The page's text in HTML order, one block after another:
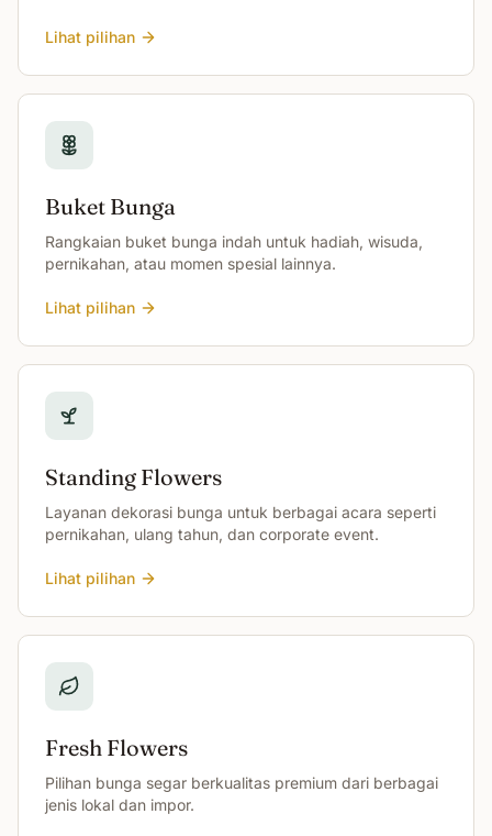
Lihat pilihan
Buket Bunga
Rangkaian buket bunga indah untuk hadiah, wisuda,
pernikahan, atau momen spesial lainnya.
Lihat pilihan
Standing Flowers
Layanan dekorasi bunga untuk berbagai acara seperti
pernikahan, ulang tahun, dan corporate event.
Lihat pilihan
Fresh Flowers
Pilihan bunga segar berkualitas premium dari berbagai
jenis lokal dan impor.